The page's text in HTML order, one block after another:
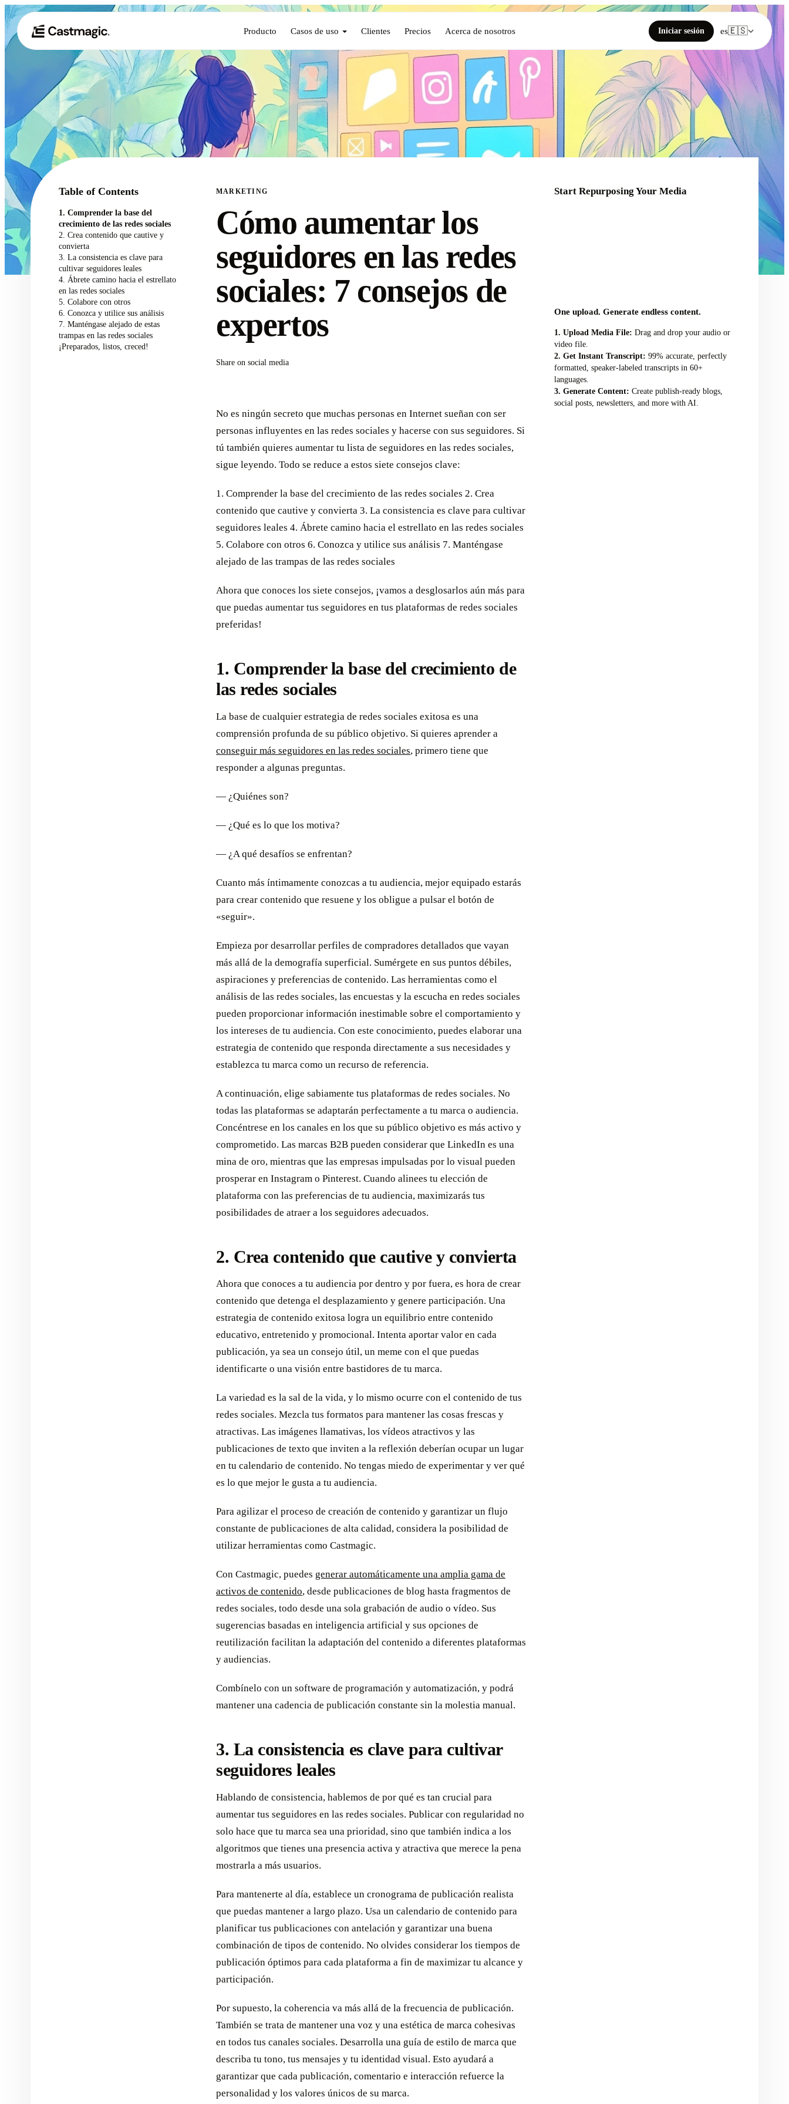
Producto Casos de uso Clientes Precios Acerca de nosotros Iniciar sesión es🇪🇸
Table of Contents
1. Comprender la base del
crecimiento de las redes sociales
2. Crea contenido que cautive y
convierta
3. La consistencia es clave para
cultivar seguidores leales
4. Ábrete camino hacia el estrellato
en las redes sociales
5. Colabore con otros
6. Conozca y utilice sus análisis
7. Manténgase alejado de estas
trampas en las redes sociales
¡Preparados, listos, creced!
MARKETING
Cómo aumentar los
seguidores en las redes
sociales: 7 consejos de
expertos
Share on social media
No es ningún secreto que muchas personas en Internet sueñan con ser
personas influyentes en las redes sociales y hacerse con sus seguidores. Si
tú también quieres aumentar tu lista de seguidores en las redes sociales,
sigue leyendo. Todo se reduce a estos siete consejos clave:
1. Comprender la base del crecimiento de las redes sociales 2. Crea
contenido que cautive y convierta 3. La consistencia es clave para cultivar
seguidores leales 4. Ábrete camino hacia el estrellato en las redes sociales
5. Colabore con otros 6. Conozca y utilice sus análisis 7. Manténgase
alejado de las trampas de las redes sociales
Ahora que conoces los siete consejos, ¡vamos a desglosarlos aún más para
que puedas aumentar tus seguidores en tus plataformas de redes sociales
preferidas!
1. Comprender la base del crecimiento de
las redes sociales
La base de cualquier estrategia de redes sociales exitosa es una
comprensión profunda de su público objetivo. Si quieres aprender a
conseguir más seguidores en las redes sociales, primero tiene que
responder a algunas preguntas.
— ¿Quiénes son?
— ¿Qué es lo que los motiva?
— ¿A qué desafíos se enfrentan?
Cuanto más íntimamente conozcas a tu audiencia, mejor equipado estarás
para crear contenido que resuene y los obligue a pulsar el botón de
«seguir».
Empieza por desarrollar perfiles de compradores detallados que vayan
más allá de la demografía superficial. Sumérgete en sus puntos débiles,
aspiraciones y preferencias de contenido. Las herramientas como el
análisis de las redes sociales, las encuestas y la escucha en redes sociales
pueden proporcionar información inestimable sobre el comportamiento y
los intereses de tu audiencia. Con este conocimiento, puedes elaborar una
estrategia de contenido que responda directamente a sus necesidades y
establezca tu marca como un recurso de referencia.
A continuación, elige sabiamente tus plataformas de redes sociales. No
todas las plataformas se adaptarán perfectamente a tu marca o audiencia.
Concéntrese en los canales en los que su público objetivo es más activo y
comprometido. Las marcas B2B pueden considerar que LinkedIn es una
mina de oro, mientras que las empresas impulsadas por lo visual pueden
prosperar en Instagram o Pinterest. Cuando alinees tu elección de
plataforma con las preferencias de tu audiencia, maximizarás tus
posibilidades de atraer a los seguidores adecuados.
2. Crea contenido que cautive y convierta
Ahora que conoces a tu audiencia por dentro y por fuera, es hora de crear
contenido que detenga el desplazamiento y genere participación. Una
estrategia de contenido exitosa logra un equilibrio entre contenido
educativo, entretenido y promocional. Intenta aportar valor en cada
publicación, ya sea un consejo útil, un meme con el que puedas
identificarte o una visión entre bastidores de tu marca.
La variedad es la sal de la vida, y lo mismo ocurre con el contenido de tus
redes sociales. Mezcla tus formatos para mantener las cosas frescas y
atractivas. Las imágenes llamativas, los vídeos atractivos y las
publicaciones de texto que inviten a la reflexión deberían ocupar un lugar
en tu calendario de contenido. No tengas miedo de experimentar y ver qué
es lo que mejor le gusta a tu audiencia.
Para agilizar el proceso de creación de contenido y garantizar un flujo
constante de publicaciones de alta calidad, considera la posibilidad de
utilizar herramientas como Castmagic.
Con Castmagic, puedes generar automáticamente una amplia gama de
activos de contenido, desde publicaciones de blog hasta fragmentos de
redes sociales, todo desde una sola grabación de audio o vídeo. Sus
sugerencias basadas en inteligencia artificial y sus opciones de
reutilización facilitan la adaptación del contenido a diferentes plataformas
y audiencias.
Combínelo con un software de programación y automatización, y podrá
mantener una cadencia de publicación constante sin la molestia manual.
3. La consistencia es clave para cultivar
seguidores leales
Hablando de consistencia, hablemos de por qué es tan crucial para
aumentar tus seguidores en las redes sociales. Publicar con regularidad no
solo hace que tu marca sea una prioridad, sino que también indica a los
algoritmos que tienes una presencia activa y atractiva que merece la pena
mostrarla a más usuarios.
Para mantenerte al día, establece un cronograma de publicación realista
que puedas mantener a largo plazo. Usa un calendario de contenido para
planificar tus publicaciones con antelación y garantizar una buena
combinación de tipos de contenido. No olvides considerar los tiempos de
publicación óptimos para cada plataforma a fin de maximizar tu alcance y
participación.
Por supuesto, la coherencia va más allá de la frecuencia de publicación.
También se trata de mantener una voz y una estética de marca cohesivas
en todos tus canales sociales. Desarrolla una guía de estilo de marca que
describa tu tono, tus mensajes y tu identidad visual. Esto ayudará a
garantizar que cada publicación, comentario e interacción refuerce la
personalidad y los valores únicos de su marca.
Start Repurposing Your Media
One upload. Generate endless content.
Upload Media File: Drag and drop your audio or
video file.
Get Instant Transcript: 99% accurate, perfectly
formatted, speaker-labeled transcripts in 60+
languages.
Generate Content: Create publish-ready blogs,
social posts, newsletters, and more with AI.